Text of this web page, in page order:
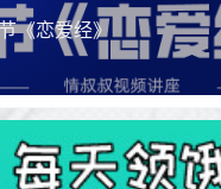
《恋爱经》